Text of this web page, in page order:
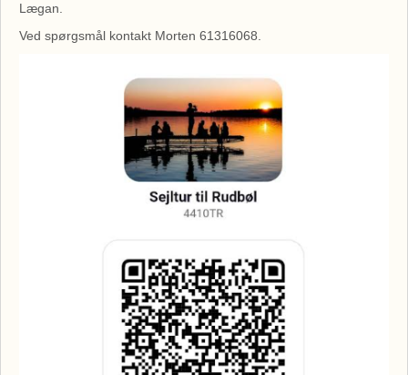
Lægan.
Ved spørgsmål kontakt Morten 61316068.